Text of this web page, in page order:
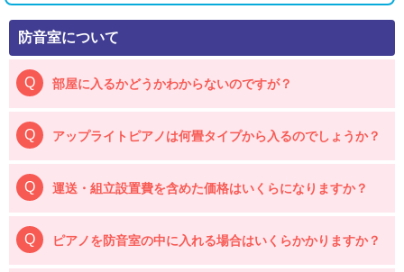
防音室について
部屋に入るかどうかわからないのですが？
アップライトピアノは何畳タイプから入るのでしょうか？
運送・組立設置費を含めた価格はいくらになりますか？
ピアノを防音室の中に入れる場合はいくらかかりますか？